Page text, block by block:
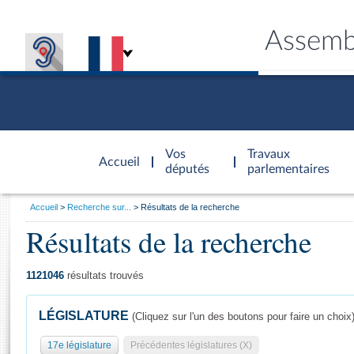
Accueil
d'accueil
Vos
députés
Travaux
parlementaires
Général
Vous
Accueil Recherche sur... Résultats de la recherche
Résultats de la recherche
1121046 résultats trouvés
LÉGISLATURE (Cliquez sur l'un des boutons pour faire un choix)
17e législature Précédentes législatures (X)